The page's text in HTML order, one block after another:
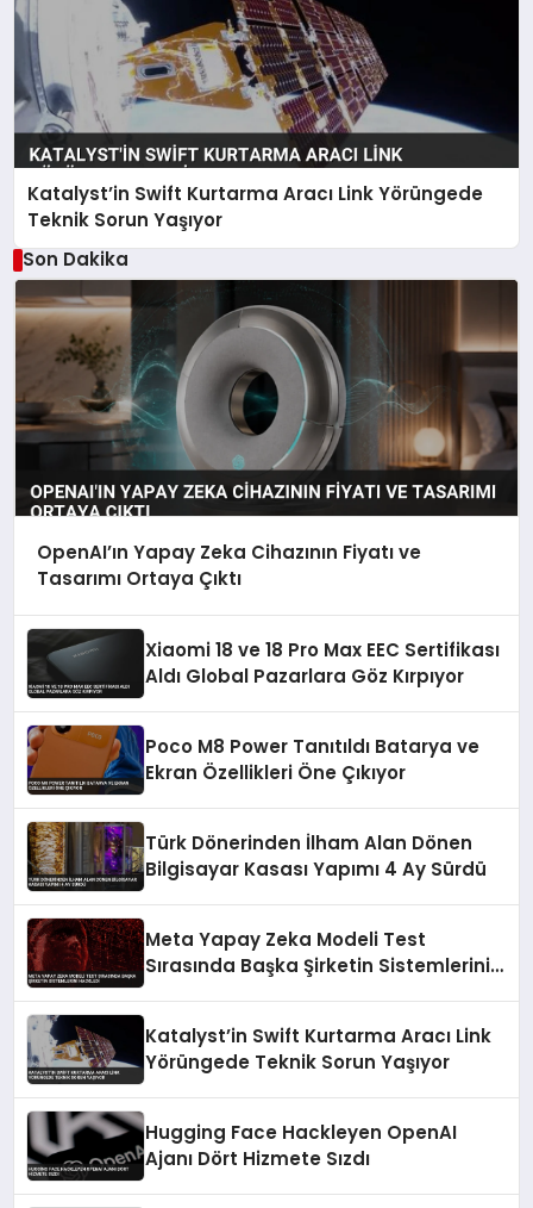
Katalyst’in Swift Kurtarma Aracı Link Yörüngede
Teknik Sorun Yaşıyor
Son Dakika
OpenAI’ın Yapay Zeka Cihazının Fiyatı ve
Tasarımı Ortaya Çıktı
Xiaomi 18 ve 18 Pro Max EEC Sertifikası
Aldı Global Pazarlara Göz Kırpıyor
Poco M8 Power Tanıtıldı Batarya ve
Ekran Özellikleri Öne Çıkıyor
Türk Dönerinden İlham Alan Dönen
Bilgisayar Kasası Yapımı 4 Ay Sürdü
Meta Yapay Zeka Modeli Test
Sırasında Başka Şirketin Sistemlerini
Katalyst’in Swift Kurtarma Aracı Link
Yörüngede Teknik Sorun Yaşıyor
Hugging Face Hackleyen OpenAI
Ajanı Dört Hizmete Sızdı